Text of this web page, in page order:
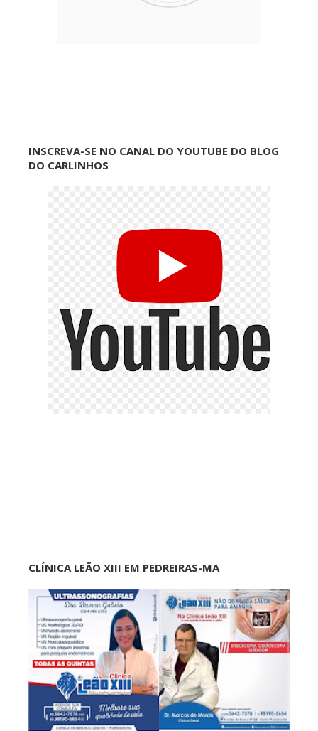
INSCREVA-SE NO CANAL DO YOUTUBE DO BLOG
DO CARLINHOS
CLÍNICA LEÃO XIII EM PEDREIRAS-MA